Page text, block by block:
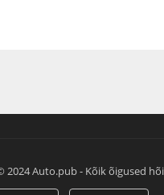
2024 Auto.pub - Kõik õigused